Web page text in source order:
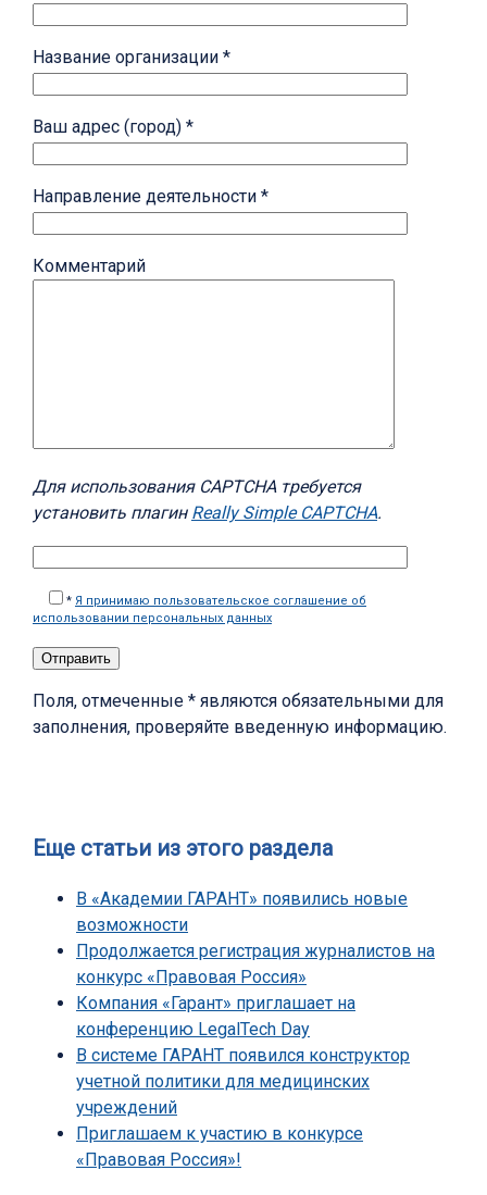
Название организации *
Ваш адрес (город) *
Направление деятельности *
Комментарий
Для использования CAPTCHA требуется
установить плагин Really Simple CAPTCHA.
* Я принимаю пользовательское соглашение об
использовании персональных данных
Поля, отмеченные * являются обязательными для
заполнения, проверяйте введенную информацию.
Еще статьи из этого раздела
В «Академии ГАРАНТ» появились новые
возможности
Продолжается регистрация журналистов на
конкурс «Правовая Россия»
Компания «Гарант» приглашает на
конференцию LegalTech Day
В системе ГАРАНТ появился конструктор
учетной политики для медицинских
учреждений
Приглашаем к участию в конкурсе
«Правовая Россия»!